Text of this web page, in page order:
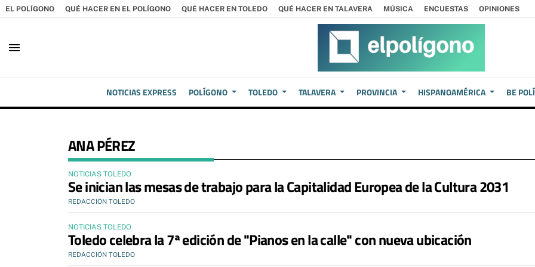
EL POLÍGONO QUÉ HACER EN EL POLÍGONO QUÉ HACER EN TOLEDO QUÉ HACER EN TALAVERA MÚSICA ENCUESTAS OPINIONES
menu
NOTICIAS EXPRESS POLÍGONO TOLEDO TALAVERA PROVINCIA HISPANOAMÉRICA BE
ANA PÉREZ
NOTICIAS TOLEDO
Se inician las mesas de trabajo para la Capitalidad Europea de la Cultura 2031
REDACCIÓN TOLEDO
NOTICIAS TOLEDO
Toledo celebra la 7ª edición de "Pianos en la calle" con nueva ubicación
REDACCIÓN TOLEDO